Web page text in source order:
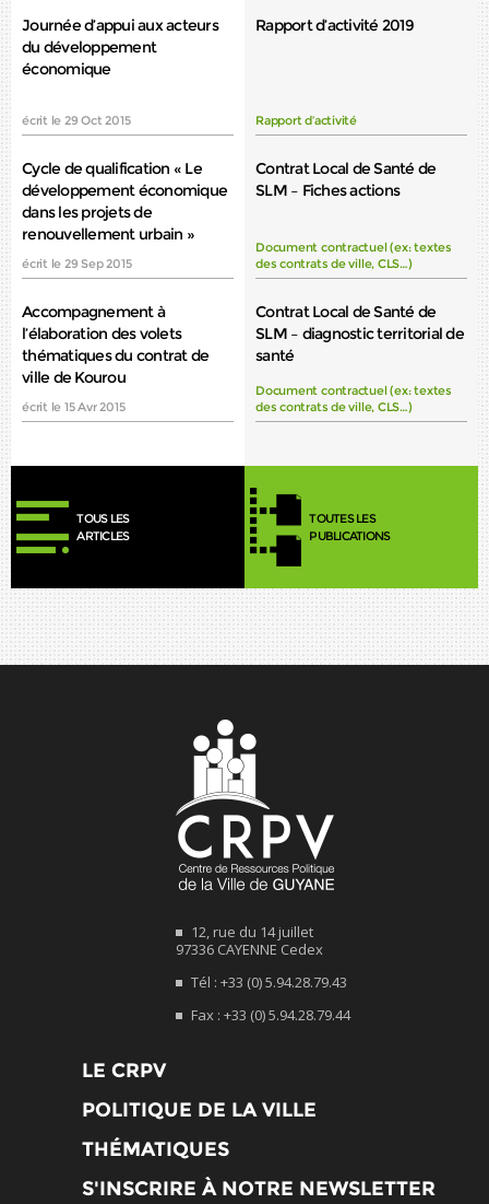
Journée d’appui aux acteurs
du développement
économique
écrit le 29 Oct 2015
Cycle de qualification « Le
développement économique
dans les projets de
renouvellement urbain »
écrit le 29 Sep 2015
Accompagnement à
l’élaboration des volets
thématiques du contrat de
ville de Kourou
écrit le 15 Avr 2015
Rapport d’activité 2019
Rapport d’activité
Contrat Local de Santé de
SLM – Fiches actions
Document contractuel (ex: textes
des contrats de ville, CLS…)
Contrat Local de Santé de
SLM – diagnostic territorial de
santé
Document contractuel (ex: textes
des contrats de ville, CLS…)
TOUS LES
ARTICLES
TOUTES LES
PUBLICATIONS
12, rue du 14 juillet
97336 CAYENNE Cedex
Tél : +33 (0) 5.94.28.79.43
Fax : +33 (0) 5.94.28.79.44
LE CRPV
POLITIQUE DE LA VILLE
THÉMATIQUES
S'INSCRIRE À NOTRE NEWSLETTER